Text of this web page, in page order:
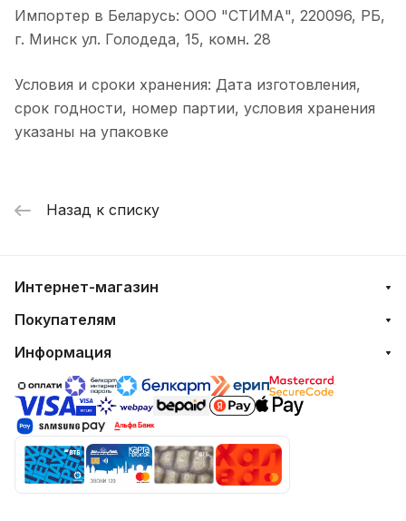
Импортер в Беларусь: ООО "СТИМА", 220096, РБ,
г. Минск ул. Голодеда, 15, комн. 28
Условия и сроки хранения: Дата изготовления,
срок годности, номер партии, условия хранения
указаны на упаковке
Назад к списку
Интернет-магазин
Покупателям
Информация